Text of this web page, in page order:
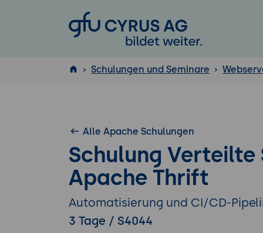
GFU Cyrus AG
ISTQB
Schulungen und Seminare
Alle Apache Schulungen
Schulung Verteilte
Apache Thrift
Automatisierung und CI/CD-
3 Tage / S4044